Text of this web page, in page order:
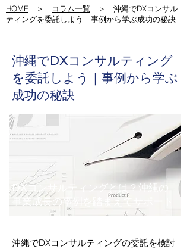
HOME ＞ コラム一覧 ＞ 沖縄でDXコンサル
ティングを委託しよう｜事例から学ぶ成功の秘訣
沖縄でDXコンサルティング
を委託しよう｜事例から学ぶ
成功の秘訣
DXコンサルティングとは？沖縄の
事業成長の事例を踏まえてサポート
沖縄でDXコンサルティングの委託を検討